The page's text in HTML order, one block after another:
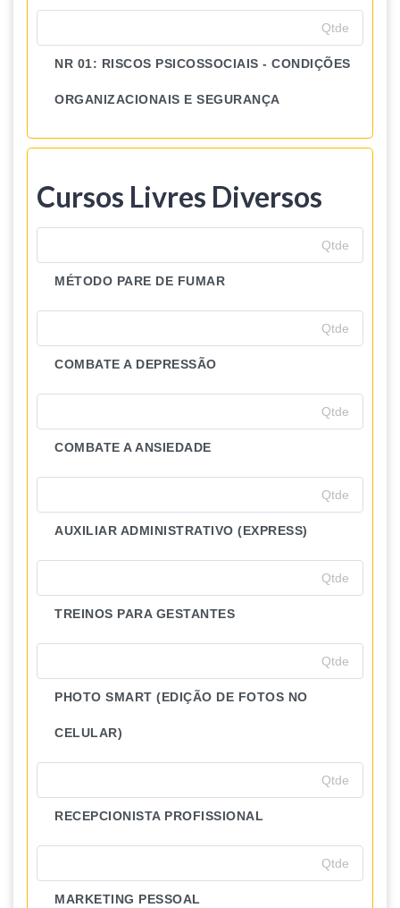
NR 01: RISCOS PSICOSSOCIAIS - CONDIÇÕES
ORGANIZACIONAIS E SEGURANÇA
Cursos Livres Diversos
MÉTODO PARE DE FUMAR
COMBATE A DEPRESSÃO
COMBATE A ANSIEDADE
AUXILIAR ADMINISTRATIVO (EXPRESS)
TREINOS PARA GESTANTES
PHOTO SMART (EDIÇÃO DE FOTOS NO
CELULAR)
RECEPCIONISTA PROFISSIONAL
MARKETING PESSOAL